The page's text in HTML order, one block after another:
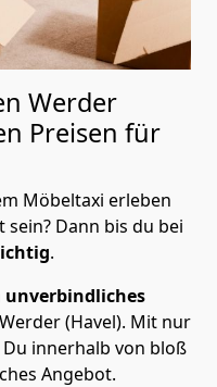
Werder
Preisen für
Möbeltaxi erleben
Dann bis du bei
.
unverbindliches
(Havel). Mit nur
innerhalb von bloß
Angebot.